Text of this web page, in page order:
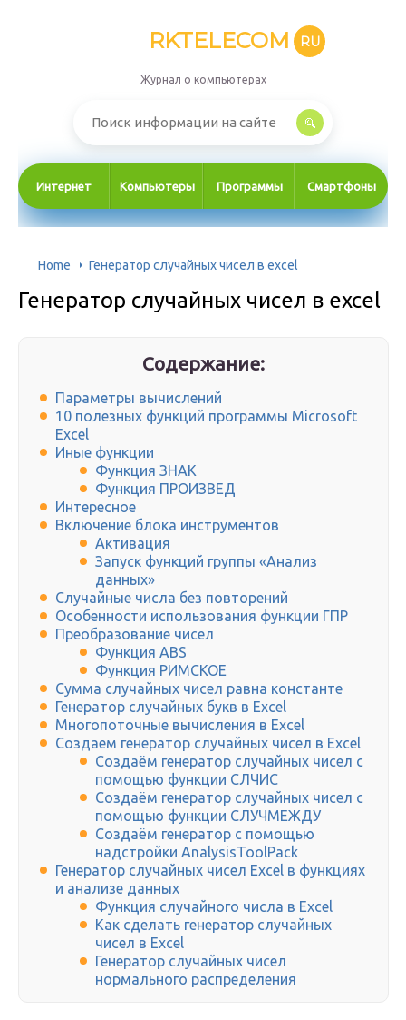
RKTELECOM RU
Журнал о компьютерах
Интернет Компьютеры Программы Смартфоны
Home Генератор случайных чисел в excel
Генератор случайных чисел в excel
Содержание:
Параметры вычислений
10 полезных функций программы Microsoft
Excel
Иные функции
Функция ЗНАК
Функция ПРОИЗВЕД
Интересное
Включение блока инструментов
Активация
Запуск функций группы «Анализ
данных»
Случайные числа без повторений
Особенности использования функции ГПР
Преобразование чисел
Функция ABS
Функция РИМСКОЕ
Сумма случайных чисел равна константе
Генератор случайных букв в Excel
Многопоточные вычисления в Excel
Создаем генератор случайных чисел в Excel
Создаём генератор случайных чисел с
помощью функции СЛЧИС
Создаём генератор случайных чисел с
помощью функции СЛУЧМЕЖДУ
Создаём генератор с помощью
надстройки AnalysisToolPack
Генератор случайных чисел Excel в функциях
и анализе данных
Функция случайного числа в Excel
Как сделать генератор случайных
чисел в Excel
Генератор случайных чисел
нормального распределения